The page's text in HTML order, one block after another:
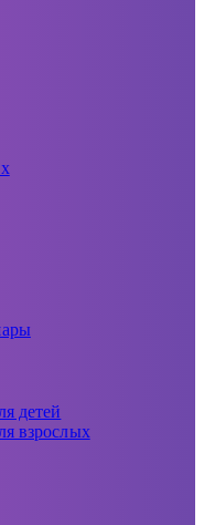
детей
взрослых